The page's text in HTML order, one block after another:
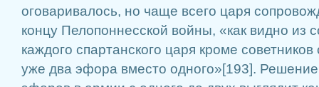
оговаривалось, но чаще всего царя
концу Пелопоннесской войны, «как видно
каждого спартанского царя кроме
уже два эфора вместо одного»[193]. Решение